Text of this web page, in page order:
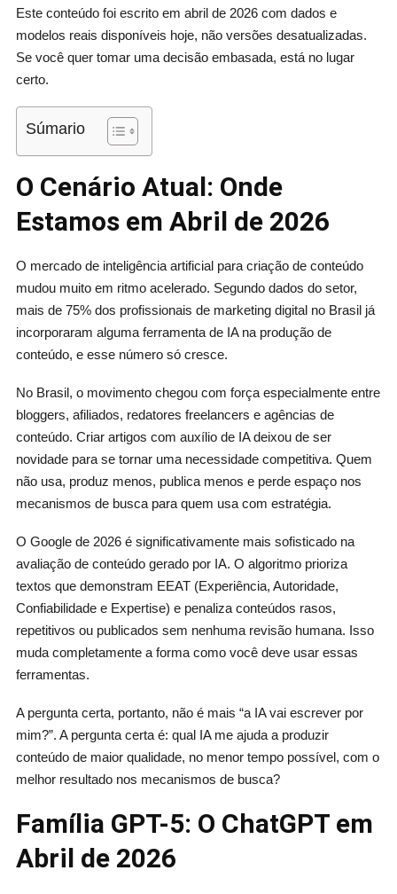
Este conteúdo foi escrito em abril de 2026 com dados e
modelos reais disponíveis hoje, não versões desatualizadas.
Se você quer tomar uma decisão embasada, está no lugar
certo.
Súmario
O Cenário Atual: Onde
Estamos em Abril de 2026
O mercado de inteligência artificial para criação de conteúdo
mudou muito em ritmo acelerado. Segundo dados do setor,
mais de 75% dos profissionais de marketing digital no Brasil já
incorporaram alguma ferramenta de IA na produção de
conteúdo, e esse número só cresce.
No Brasil, o movimento chegou com força especialmente entre
bloggers, afiliados, redatores freelancers e agências de
conteúdo. Criar artigos com auxílio de IA deixou de ser
novidade para se tornar uma necessidade competitiva. Quem
não usa, produz menos, publica menos e perde espaço nos
mecanismos de busca para quem usa com estratégia.
O Google de 2026 é significativamente mais sofisticado na
avaliação de conteúdo gerado por IA. O algoritmo prioriza
textos que demonstram EEAT (Experiência, Autoridade,
Confiabilidade e Expertise) e penaliza conteúdos rasos,
repetitivos ou publicados sem nenhuma revisão humana. Isso
muda completamente a forma como você deve usar essas
ferramentas.
A pergunta certa, portanto, não é mais “a IA vai escrever por
mim?”. A pergunta certa é: qual IA me ajuda a produzir
conteúdo de maior qualidade, no menor tempo possível, com o
melhor resultado nos mecanismos de busca?
Família GPT-5: O ChatGPT em
Abril de 2026